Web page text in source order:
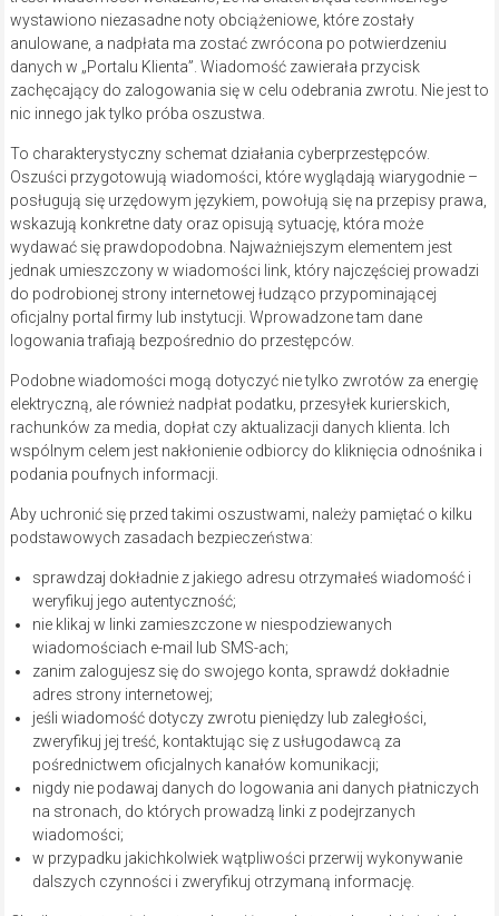
wystawiono niezasadne noty obciążeniowe, które zostały
anulowane, a nadpłata ma zostać zwrócona po potwierdzeniu
danych w „Portalu Klienta”. Wiadomość zawierała przycisk
zachęcający do zalogowania się w celu odebrania zwrotu. Nie jest to
nic innego jak tylko próba oszustwa.
To charakterystyczny schemat działania cyberprzestępców.
Oszuści przygotowują wiadomości, które wyglądają wiarygodnie –
posługują się urzędowym językiem, powołują się na przepisy prawa,
wskazują konkretne daty oraz opisują sytuację, która może
wydawać się prawdopodobna. Najważniejszym elementem jest
jednak umieszczony w wiadomości link, który najczęściej prowadzi
do podrobionej strony internetowej łudząco przypominającej
oficjalny portal firmy lub instytucji. Wprowadzone tam dane
logowania trafiają bezpośrednio do przestępców.
Podobne wiadomości mogą dotyczyć nie tylko zwrotów za energię
elektryczną, ale również nadpłat podatku, przesyłek kurierskich,
rachunków za media, dopłat czy aktualizacji danych klienta. Ich
wspólnym celem jest nakłonienie odbiorcy do kliknięcia odnośnika i
podania poufnych informacji.
Aby uchronić się przed takimi oszustwami, należy pamiętać o kilku
podstawowych zasadach bezpieczeństwa:
sprawdzaj dokładnie z jakiego adresu otrzymałeś wiadomość i
weryfikuj jego autentyczność;
nie klikaj w linki zamieszczone w niespodziewanych
wiadomościach e-mail lub SMS-ach;
zanim zalogujesz się do swojego konta, sprawdź dokładnie
adres strony internetowej;
jeśli wiadomość dotyczy zwrotu pieniędzy lub zaległości,
zweryfikuj jej treść, kontaktując się z usługodawcą za
pośrednictwem oficjalnych kanałów komunikacji;
nigdy nie podawaj danych do logowania ani danych płatniczych
na stronach, do których prowadzą linki z podejrzanych
wiadomości;
w przypadku jakichkolwiek wątpliwości przerwij wykonywanie
dalszych czynności i zweryfikuj otrzymaną informację.